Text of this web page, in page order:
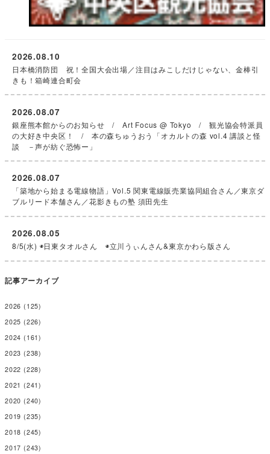
日本橋消防団 祝！全国大会出場／注目はみこしだけじゃない、金棒引
きも！箱崎連合町会
2026.08.10
銀座熊本館からのお知らせ / Art Focus @ Tokyo / 観光協会特派員
の大好き中央区！ / 本の森ちゅうおう「オカルトの森 vol.4 講談と怪
談 －声が紡ぐ恐怖ー」
2026.08.07
「築地から始まる電線物語」Vol.5 関東電線販売業協同組合さん／東京ダ
ブルリード本舗さん／花影きもの塾 須田先生
2026.08.07
8/5(水) ◉日東タオルさん ◉立川うぃんさん&東京かわら版さん
2026.08.05
記事アーカイブ
2026 (125)
2025 (226)
2024 (161)
2023 (238)
2022 (228)
2021 (241)
2020 (240)
2019 (235)
2018 (245)
2017 (243)